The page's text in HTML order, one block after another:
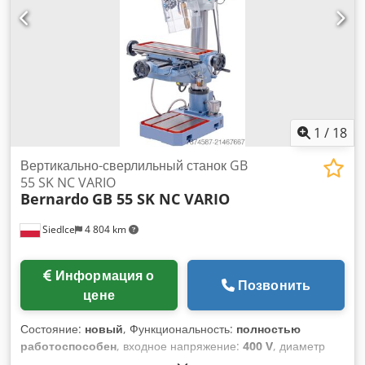
Опорная плита: 490 x 530 мм Вес машины: 1,7т Машину
можно осмотреть на нашем складе по адресу 09599
1 / 18
Siedlce 4 804 km
Вертикально-сверлильный станок GB
55 SK NC VARIO
Bernardo GB 55 SK NC VARIO
цене
Позвонить
Состояние: новый, Функциональность: полностью
работоспособен, входное напряжение: 400 V, диаметр